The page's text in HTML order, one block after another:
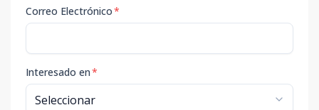
Correo Electrónico*
Interesado en*